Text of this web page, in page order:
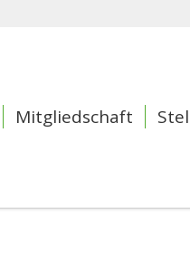
Mitgliedschaft